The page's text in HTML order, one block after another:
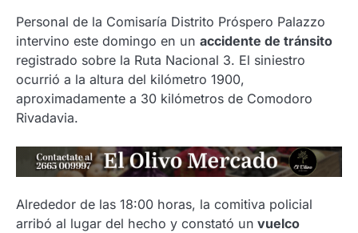
Personal de la Comisaría Distrito Próspero Palazzo
intervino este domingo en un accidente de tránsito
registrado sobre la Ruta Nacional 3. El siniestro
ocurrió a la altura del kilómetro 1900,
aproximadamente a 30 kilómetros de Comodoro
Rivadavia.
Alrededor de las 18:00 horas, la comitiva policial
arribó al lugar del hecho y constató un vuelco